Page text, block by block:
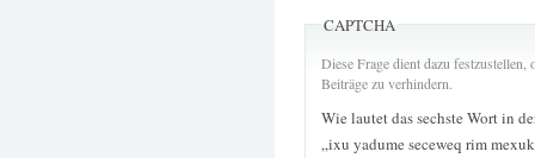
CAPTCHA
Diese Frage dient dazu
Beiträge zu verhindern.
Wie lautet das sechste Wort in
„ixu yadume seceweq rim